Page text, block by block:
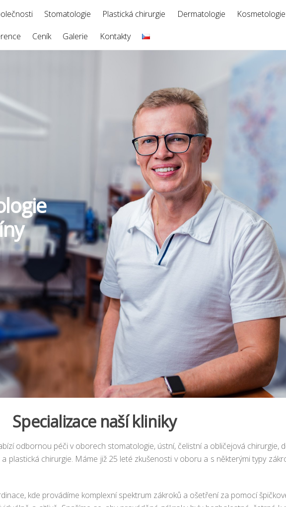
Stomatologie Plastická chirurgie Dermatologie Kosmetologie
Ceník Galerie Kontakty
Specializace naší kliniky
odbornou péči v oborech stomatologie, ústní, čelistní a obličejová chirurgie,
plastická chirurgie. Máme již 25 leté zkušenosti v oboru a s některými typy
kde provádíme komplexní spektrum zákroků a ošetření za pomocí